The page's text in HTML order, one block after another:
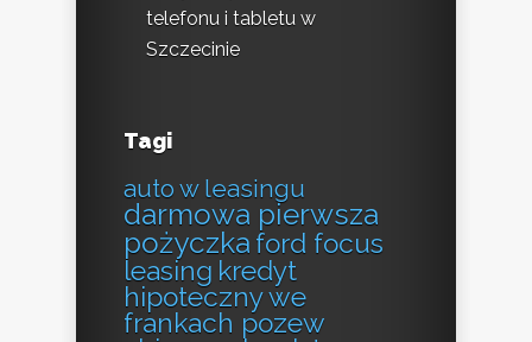
telefonu i tabletu w
Szczecinie
Tagi
auto w leasingu
darmowa pierwsza
pożyczka ford focus
leasing kredyt
hipoteczny we
frankach pozew